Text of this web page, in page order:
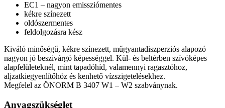
EC1 – nagyon emissziómentes
kékre színezett
oldószermentes
feldolgozásra kész
Kiváló minőségű, kékre színezett, műgyantadiszperziós alapozó
nagyon jó beszivárgó képességgel. Kül- és beltérben szívóképes
alapfelületeknél, mint tapadóhíd, valamennyi ragasztóhoz,
aljzatkiegyenlítőhöz és kenhető vízszigetelésekhez.
Megfelel az ÖNORM B 3407 W1 – W2 szabványnak.
Anyagszükséglet